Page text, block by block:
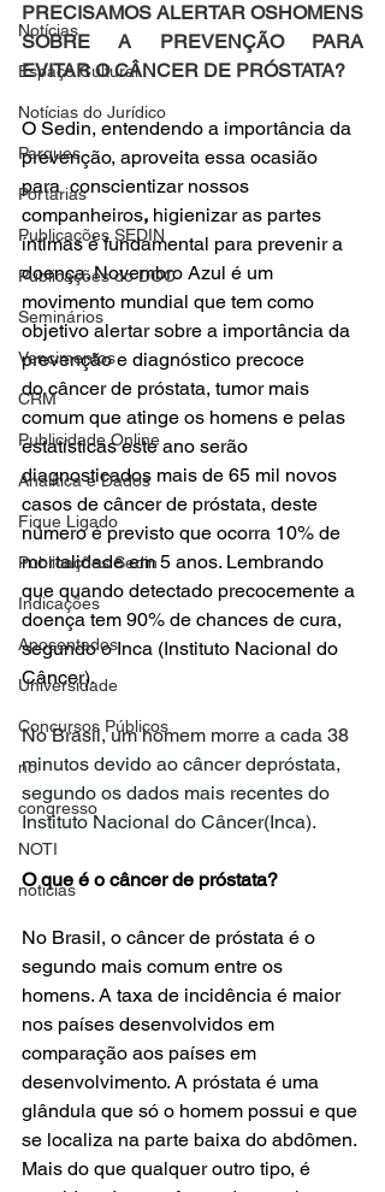
Notícias
Espaço Cultural
Notícias do Jurídico
Parques
Portarias
Publicações SEDIN
Publicações do DOC
Seminários
Vencimentos
CRM
Publicidade Online
Analítica e Dados
Fique Ligado
Publicações Sedin
Indicações
Aposentados
Universidade
Concursos Públicos
no
congresso
NOTI
noticias
PRECISAMOS ALERTAR OSHOMENS
SOBRE A PREVENÇÃO PARA
EVITAR O CÂNCER DE PRÓSTATA?
O Sedin, entendendo a importância da
prevenção, aproveita essa ocasião
para  conscientizar nossos
companheiros, higienizar as partes
íntimas é fundamental para prevenir a
doença. Novembro Azul é um
movimento mundial que tem como
objetivo alertar sobre a importância da
prevenção e diagnóstico precoce
do câncer de próstata, tumor mais
comum que atinge os homens e pelas
estatísticas este ano serão
diagnosticados mais de 65 mil novos
casos de câncer de próstata, deste
número é previsto que ocorra 10% de
mortalidade em 5 anos. Lembrando
que quando detectado precocemente a
doença tem 90% de chances de cura,
segundo o Inca (Instituto Nacional do
Câncer).
No Brasil, um homem morre a cada 38
minutos devido ao câncer depróstata,
segundo os dados mais recentes do
Instituto Nacional do Câncer(Inca).
O que é o câncer de próstata?
No Brasil, o câncer de próstata é o
segundo mais comum entre os
homens. A taxa de incidência é maior
nos países desenvolvidos em
comparação aos países em
desenvolvimento. A próstata é uma
glândula que só o homem possui e que
se localiza na parte baixa do abdômen.
Mais do que qualquer outro tipo, é